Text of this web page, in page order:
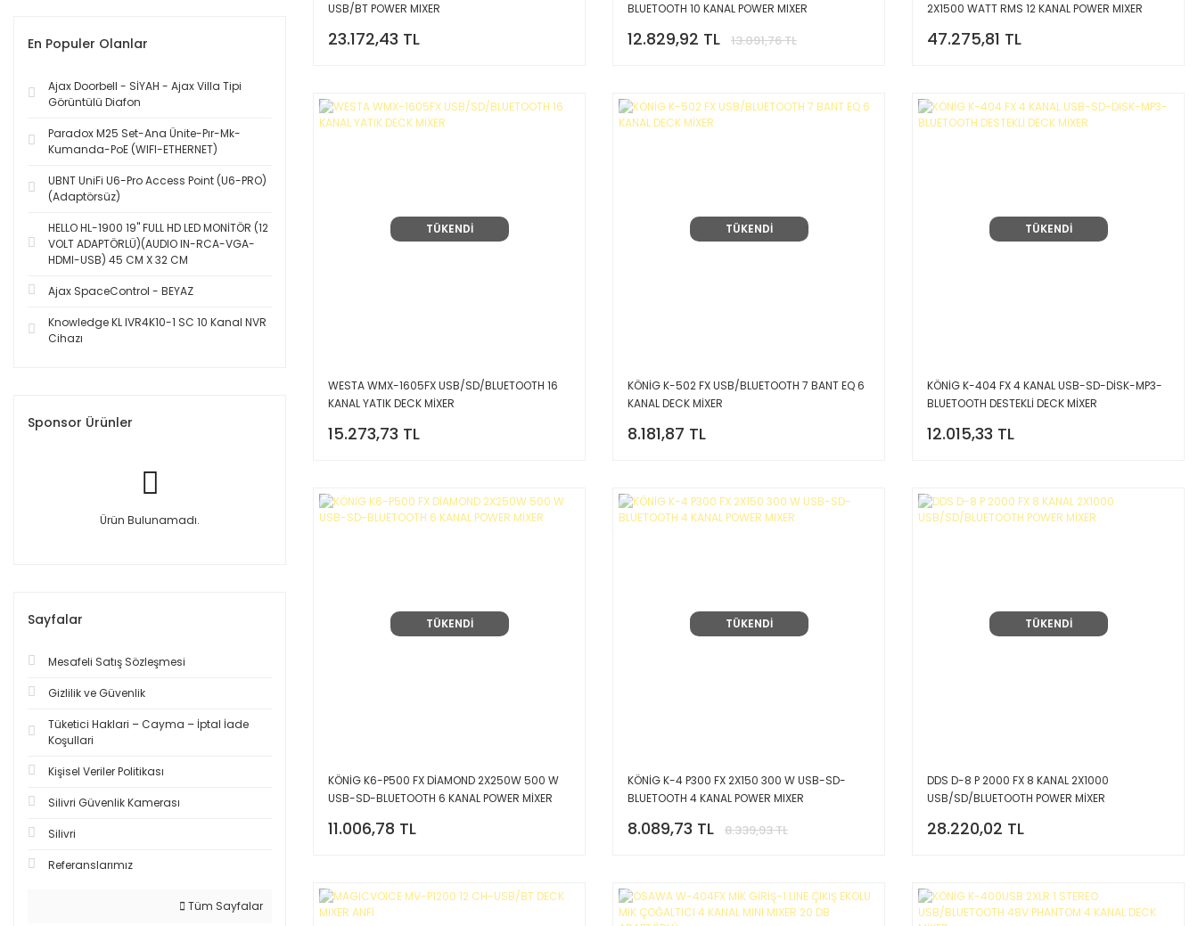
En Populer Olanlar
Ajax Doorbell - SİYAH - Ajax Villa Tipi
Görüntülü Diafon
Paradox M25 Set-Ana Ünite-Pır-Mk-
Kumanda-PoE (WIFI-ETHERNET)
UBNT UniFi U6-Pro Access Point (U6-PRO)
(Adaptörsüz)
HELLO HL-1900 19'' FULL HD LED MONİTÖR (12
VOLT ADAPTÖRLÜ)(AUDIO IN-RCA-VGA-
HDMI-USB) 45 CM X 32 CM
Ajax SpaceControl - BEYAZ
Knowledge KL IVR4K10-1 SC 10 Kanal NVR
Cihazı
Sponsor Ürünler
Ürün Bulunamadı.
Sayfalar
Mesafeli Satış Sözleşmesi
Gizlilik ve Güvenlik
Tüketici Haklari – Cayma – İptal İade
Koşullari
Kişisel Veriler Politikası
Silivri Güvenlik Kamerası
Silivri
Referanslarımız
Tüm Sayfalar
USB/BT POWER MIXER
23.172,43 TL
BLUETOOTH 10 KANAL POWER MIXER
12.829,92 TL 13.091,76 TL
2X1500 WATT RMS 12 KANAL POWER MIXER
47.275,81 TL
TÜKENDİ
WESTA WMX-1605FX USB/SD/BLUETOOTH 16
KANAL YATIK DECK MİXER
15.273,73 TL
TÜKENDİ
KÖNİG K-502 FX USB/BLUETOOTH 7 BANT EQ 6
KANAL DECK MİXER
8.181,87 TL
TÜKENDİ
KÖNİG K-404 FX 4 KANAL USB-SD-DİSK-MP3-
BLUETOOTH DESTEKLİ DECK MİXER
12.015,33 TL
TÜKENDİ
KÖNİG K6-P500 FX DİAMOND 2X250W 500 W
USB-SD-BLUETOOTH 6 KANAL POWER MİXER
11.006,78 TL
TÜKENDİ
KÖNİG K-4 P300 FX 2X150 300 W USB-SD-
BLUETOOTH 4 KANAL POWER MIXER
8.089,73 TL 8.339,93 TL
TÜKENDİ
DDS D-8 P 2000 FX 8 KANAL 2X1000
USB/SD/BLUETOOTH POWER MİXER
28.220,02 TL